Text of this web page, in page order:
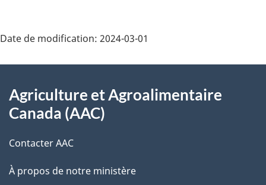
Date de modification: 2024-03-01
sujet
du
gouvernement
Agriculture et Agroalimentaire
Canada (AAC)
Contacter AAC
À propos de notre ministère